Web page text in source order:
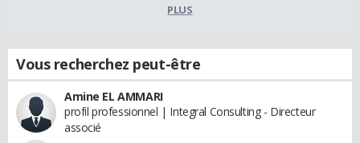
PLUS
Vous recherchez peut-être
Amine EL AMMARI
profil professionnel | Integral Consulting - Directeur
associé